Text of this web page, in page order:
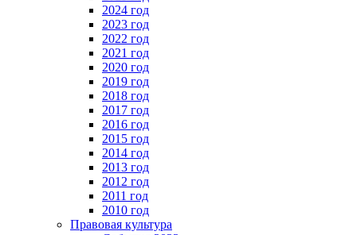
2024 год
2023 год
2022 год
2021 год
2020 год
2019 год
2018 год
2017 год
2016 год
2015 год
2014 год
2013 год
2012 год
2011 год
2010 год
Правовая культура